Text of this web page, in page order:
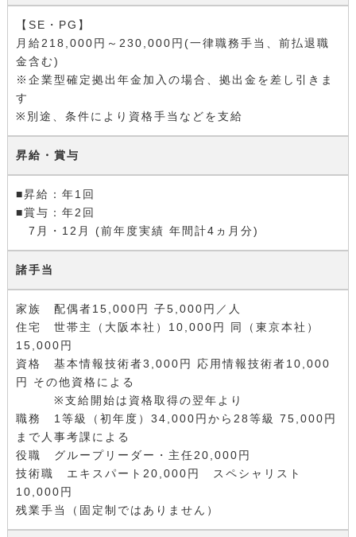
【SE・PG】
月給218,000円～230,000円(一律職務手当、前払退職
金含む)
※企業型確定拠出年金加入の場合、拠出金を差し引きま
す
※別途、条件により資格手当などを支給
昇給・賞与
■昇給：年1回
■賞与：年2回
7月・12月 (前年度実績 年間計4ヵ月分)
諸手当
家族 配偶者15,000円 子5,000円／人
住宅 世帯主（大阪本社）10,000円 同（東京本社）
15,000円
資格 基本情報技術者3,000円 応用情報技術者10,000
円 その他資格による
※支給開始は資格取得の翌年より
職務 1等級（初年度）34,000円から28等級 75,000円
まで人事考課による
役職 グループリーダー・主任20,000円
技術職 エキスパート20,000円 スペシャリスト
10,000円
残業手当（固定制ではありません）